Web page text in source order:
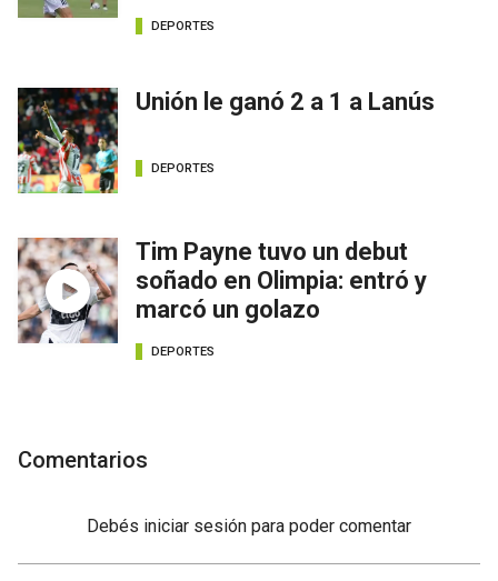
DEPORTES
Unión le ganó 2 a 1 a Lanús
DEPORTES
Tim Payne tuvo un debut
soñado en Olimpia: entró y
marcó un golazo
DEPORTES
Comentarios
Debés iniciar sesión para poder comentar